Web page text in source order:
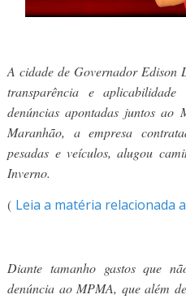
A cidade de Governador Edison
transparência e
denúncias apontadas juntos
Maranhão, a empresa
pesadas e veículos, alugou
Inverno.
( Leia a matéria relacionada
Diante tamanho gastos que
denúncia ao MPMA, que além